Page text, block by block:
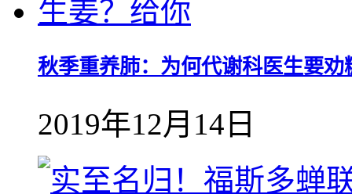
秋季重养肺：为何代谢科医生要
2019年12月14日